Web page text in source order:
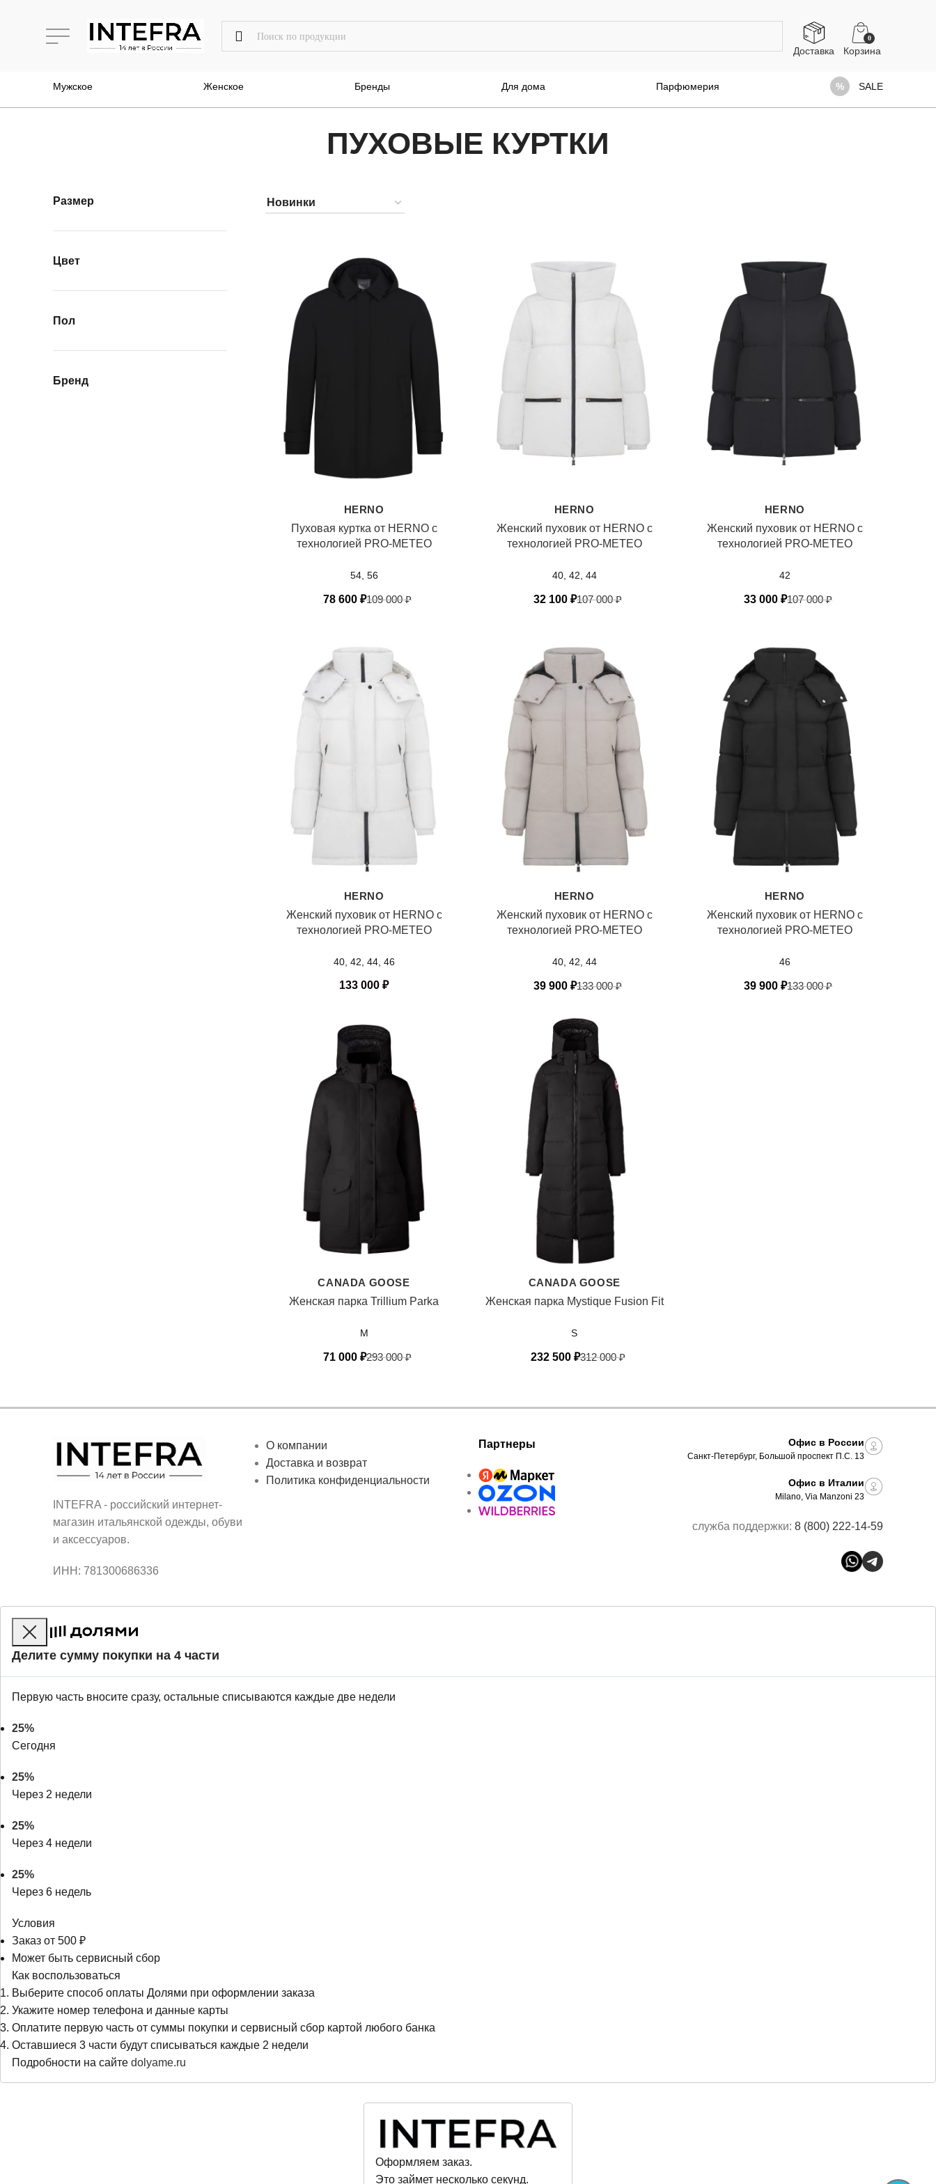
Доставка
0
Мужское Женское Бренды Для дома Парфюмерия SALE
ПУХОВЫЕ КУРТКИ
Размер
Цвет
Пол
Бренд
HERNO
Пуховая куртка от HERNO с
технологией PRO-METEO
54, 56
78 600₽109 000₽
HERNO
Женский пуховик от HERNO с
технологией PRO-METEO
40, 42, 44
32 100₽107 000₽
HERNO
Женский пуховик от HERNO с
технологией PRO-METEO
42
33 000₽107 000₽
HERNO
Женский пуховик от HERNO с
технологией PRO-METEO
40, 42, 44, 46
133 000₽
HERNO
Женский пуховик от HERNO с
технологией PRO-METEO
40, 42, 44
39 900₽133 000₽
HERNO
Женский пуховик от HERNO с
технологией PRO-METEO
46
39 900₽133 000₽
CANADA GOOSE
Женская парка Trillium Parka
M
71 000₽293 000₽
CANADA GOOSE
Женская парка Mystique Fusion Fit
S
232 500 ₽312 000₽
INTEFRA - российский интернет-
магазин итальянской одежды, обуви
и аксессуаров.
ИНН: 781300686336
О компании
Доставка и возврат
Политика конфиденциальности
Партнеры Офис в России
Санкт-Петербург, Большой проспект П.С. 13
Офис в Италии
Milano, Via Manzoni 23
служба поддержки: 8 (800) 222-14-59
Делите сумму покупки на 4 части
Первую часть вносите сразу, остальные списываются каждые две недели
25%
Сегодня
25%
Через 2 недели
25%
Через 4 недели
25%
Через 6 недель
Условия
Заказ от 500 ₽
Может быть сервисный сбор
Как воспользоваться
Выберите способ оплаты Долями при оформлении заказа
Укажите номер телефона и данные карты
Оплатите первую часть от суммы покупки и сервисный сбор картой любого банка
Оставшиеся 3 части будут списываться каждые 2 недели
Подробности на сайте dolyame.ru
Оформляем заказ.
Это займет несколько секунд.